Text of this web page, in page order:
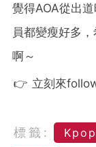
覺得AOA從出
員都變瘦好多
啊～
👉 立刻來
標籤: